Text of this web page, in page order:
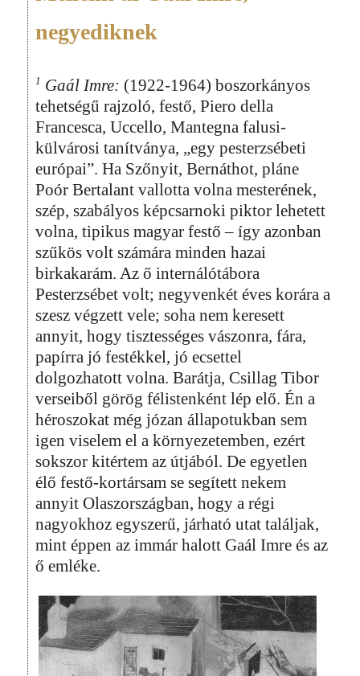
negyediknek
1 Gaál Imre: (1922-1964) boszorkányos
tehetségű rajzoló, festő, Piero della
Francesca, Uccello, Mantegna falusi-
külvárosi tanítványa, „egy pesterzsébeti
európai”. Ha Szőnyit, Bernáthot, pláne
Poór Bertalant vallotta volna mesterének,
szép, szabályos képcsarnoki piktor lehetett
volna, tipikus magyar festő – így azonban
szűkös volt számára minden hazai
birkakarám. Az ő internálótábora
Pesterzsébet volt; negyvenkét éves korára a
szesz végzett vele; soha nem keresett
annyit, hogy tisztességes vászonra, fára,
papírra jó festékkel, jó ecsettel
dolgozhatott volna. Barátja, Csillag Tibor
verseiből görög félistenként lép elő. Én a
héroszokat még józan állapotukban sem
igen viselem el a környezetemben, ezért
sokszor kitértem az útjából. De egyetlen
élő festő-kortársam se segített nekem
annyit Olaszországban, hogy a régi
nagyokhoz egyszerű, járható utat találjak,
mint éppen az immár halott Gaál Imre és az
ő emléke.